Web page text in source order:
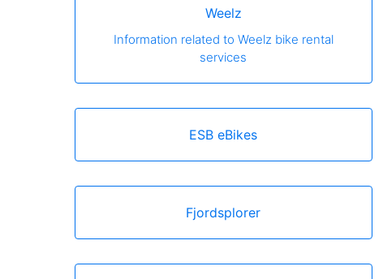
Weelz
Information related to Weelz bike rental
services
ESB eBikes
Fjordsplorer